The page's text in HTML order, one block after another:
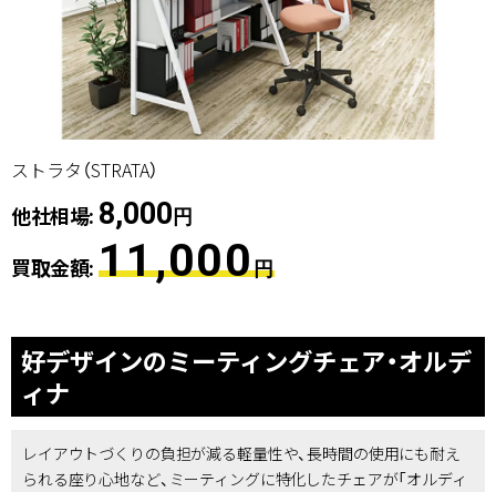
ストラタ（STRATA）
他社相場: 8,000円
買取金額:11,000円
好デザインのミーティングチェア・オルデ
ィナ
レイアウトづくりの負担が減る軽量性や、長時間の使用にも耐え
られる座り心地など、ミーティングに特化したチェアが「オルディ